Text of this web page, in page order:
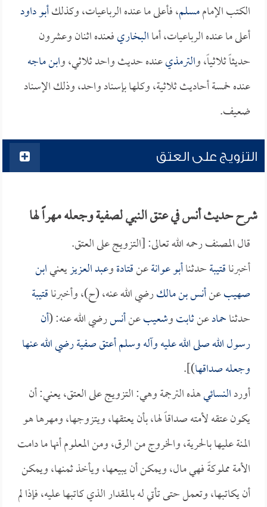
الكتب الإماممسلم، فأعلى ما عنده الرباعيات، وكذلكأبو داود
أعلى ما عنده الرباعيات، أماالبخاريفعنده اثنان وعشرون
حديثاً ثلاثياً، والترمذيعنده حديث واحد ثلاثي، وابن ماجه
عنده خمسة أحاديث ثلاثية، وكلها بإسناد واحد، وذلك الإسناد
ضعيف.
التزويج على العتق
شرح حديث أنس في عتق النبي لصفية وجعله مهراً لها
قال المصنف رحمه الله تعالى: [التزويج على العتق.
أخبرناقتيبةحدثناأبو عوانةعنقتادةوعبد العزيزيعنيابن
صهيبعنأنس بن مالكرضي الله عنه، (ح)، وأخبرناقتيبة
حدثناحمادعنثابتوشعيبعنأنسرضي الله عنه: (أن
رسول الله صلى الله عليه وآله وسلم أعتقصفيةرضي الله عنها
وجعله صداقها)].
أوردالنسائيهذه الترجمة وهي: التزويج على العتق، يعني: أن
يكون عتقه لأمته صداقاً لها، بأن يعتقها، ويتزوجها، ومهرها هو
المنة عليها بالحرية، والخروج من الرق، ومن المعلوم أنها ما دامت
الأمة مملوكةً فهي مال، ويمكن أن يبيعها، ويأخذ ثمنها، ويمكن
أن يكاتبها، وتعمل حتى تأتي له بالمقدار الذي كاتبها عليه، فإذا لم